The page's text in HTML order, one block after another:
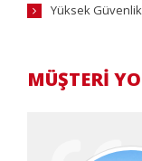
Yüksek
MÜŞTERİ